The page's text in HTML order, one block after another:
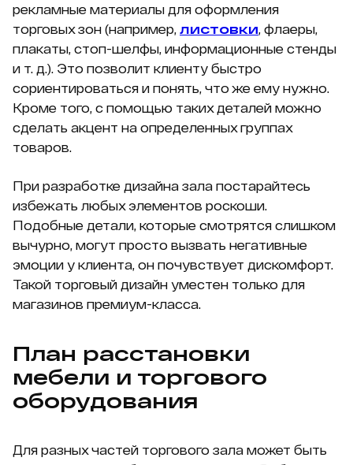
рекламные материалы для оформления
торговых зон (например, листовки, флаеры,
плакаты, стоп-шелфы, информационные стенды
и т. д.). Это позволит клиенту быстро
сориентироваться и понять, что же ему нужно.
Кроме того, с помощью таких деталей можно
сделать акцент на определенных группах
товаров.
При разработке дизайна зала постарайтесь
избежать любых элементов роскоши.
Подобные детали, которые смотрятся слишком
вычурно, могут просто вызвать негативные
эмоции у клиента, он почувствует дискомфорт.
Такой торговый дизайн уместен только для
магазинов премиум-класса.
План расстановки
мебели и торгового
оборудования
Для разных частей торгового зала может быть